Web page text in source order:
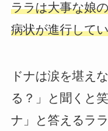
ララは大事な娘
病状が進行して
ドナは涙を堪え
る？」と聞くと
ナ」と答えるララ